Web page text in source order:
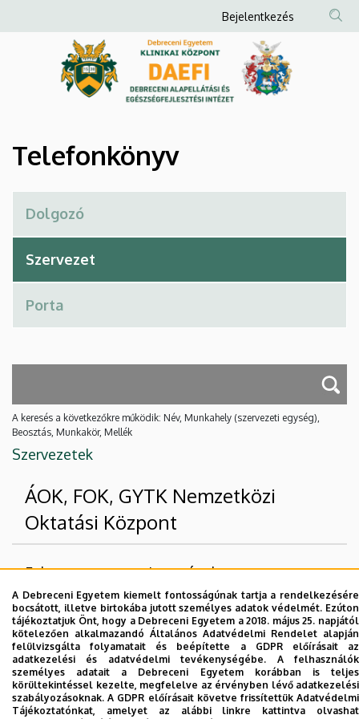
Debreceni
és
Egészségfejlesztési
Intézet
a
Anonim
Felhasználói
fiók
menüje
Bejelentkezés
Telefonkönyv
A keresés a következőkre működik: Név, Munkahely (szervezeti egység),
Beosztás, Munkakör, Mellék
Szervezetek
ÁOK, FOK, GYTK Nemzetközi
Oktatási Központ
Felettes szervezeti egységek
Debreceni Egyetem
Gyógyszerésztudományi Kar
Nincs találat.
A Debreceni Egyetem kiemelt fontosságúnak tartja a rendelkezésére
bocsátott, illetve birtokába jutott személyes adatok védelmét. Ezúton
tájékoztatjuk Önt, hogy a Debreceni Egyetem a 2018. május 25. napjától
kötelezően alkalmazandó Általános Adatvédelmi Rendelet alapján
felülvizsgálta folyamatait és beépítette a GDPR előírásait az
adatkezelési és adatvédelmi tevékenységébe. A felhasználók
személyes adatait a Debreceni Egyetem korábban is teljes
körültekintéssel kezelte, megfelelve az érvényben lévő adatkezelési
szabályozásoknak. A GDPR előírásait követve frissítettük Adatvédelmi
Tájékoztatónkat, amelyet az alábbi linkre kattintva olvashat